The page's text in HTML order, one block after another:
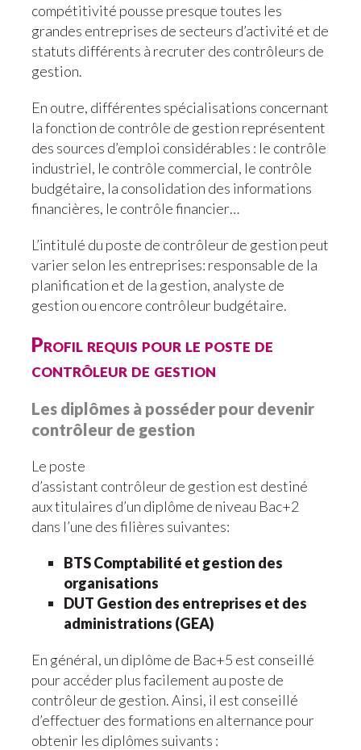
compétitivité pousse presque toutes les
grandes entreprises de secteurs d’activité et de
statuts différents à recruter des contrôleurs de
gestion.
En outre, différentes spécialisations concernant
la fonction de contrôle de gestion représentent
des sources d’emploi considérables : le contrôle
industriel, le contrôle commercial, le contrôle
budgétaire, la consolidation des informations
financières, le contrôle financier…
L’intitulé du poste de contrôleur de gestion peut
varier selon les entreprises: responsable de la
planification et de la gestion, analyste de
gestion ou encore contrôleur budgétaire.
Profil requis pour le poste de
contrôleur de gestion
Les diplômes à posséder pour devenir
contrôleur de gestion
Le poste
d’assistant contrôleur de gestion est destiné
aux titulaires d’un diplôme de niveau Bac+2
dans l’une des filières suivantes:
BTS Comptabilité et gestion des
organisations
DUT Gestion des entreprises et des
administrations (GEA)
En général, un diplôme de Bac+5 est conseillé
pour accéder plus facilement au poste de
contrôleur de gestion. Ainsi, il est conseillé
d’effectuer des formations en alternance pour
obtenir les diplômes suivants :